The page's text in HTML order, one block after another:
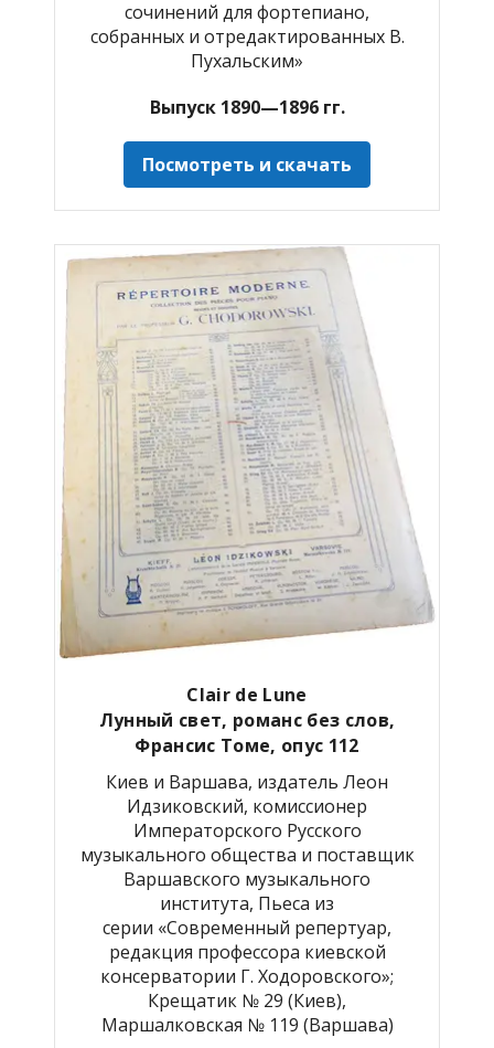
сочинений для фортепиано,
собранных и отредактированных В.
Пухальским»
Выпуск 1890—1896 гг.
Посмотреть и скачать
Clair de Lune
Лунный свет, романс без слов,
Франсис Томе, опус 112
Киев и Варшава, издатель Леон
Идзиковский, комиссионер
Императорского Русского
музыкального общества и поставщик
Варшавского музыкального
института, Пьеса из
серии «Современный репертуар,
редакция профессора киевской
консерватории Г. Ходоровского»;
Крещатик № 29 (Киев),
Маршалковская № 119 (Варшава)